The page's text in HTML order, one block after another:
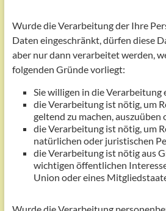
Wurde die Verarbeitung der Ihre
Daten eingeschränkt, dürfen diese
aber nur dann verarbeitet werden,
folgenden Gründe vorliegt:
Sie willigen in die Verarbeitung
die Verarbeitung ist nötig, um
geltend zu machen, auszuüben
die Verarbeitung ist nötig, um
natürlichen oder juristischen
die Verarbeitung ist nötig aus
wichtigen öffentlichen
Union oder eines